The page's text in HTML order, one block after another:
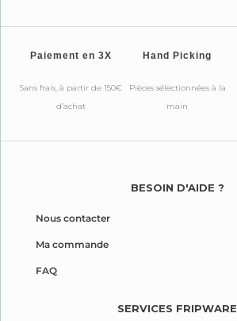
Paiement en 3X
Sans frais, à partir de 150€
d’achat
Hand Picking
Pièces sélectionnées à la
main
BESOIN D'AIDE ?
Nous contacter
Ma commande
FAQ
SERVICES FRIPWARE